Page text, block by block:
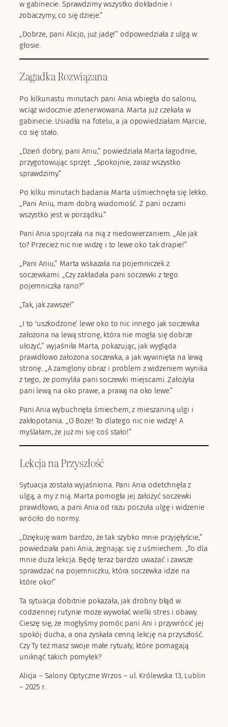
w gabinecie. Sprawdzimy wszystko dokładnie i
zobaczymy, co się dzieje.”
„Dobrze, pani Alicjo, już jadę!” odpowiedziała z ulgą w
głosie.
Zagadka Rozwiązana
Po kilkunastu minutach pani Ania wbiegła do salonu,
wciąż widocznie zdenerwowana. Marta już czekała w
gabinecie. Usiadła na fotelu, a ja opowiedziałam Marcie,
co się stało.
„Dzień dobry, pani Aniu,” powiedziała Marta łagodnie,
przygotowując sprzęt. „Spokojnie, zaraz wszystko
sprawdzimy.”
Po kilku minutach badania Marta uśmiechnęła się lekko.
„Pani Aniu, mam dobrą wiadomość. Z pani oczami
wszystko jest w porządku.”
Pani Ania spojrzała na nią z niedowierzaniem. „Ale jak
to? Przecież nic nie widzę i to lewe oko tak drapie!”
„Pani Aniu,” Marta wskazała na pojemniczek z
soczewkami. „Czy zakładała pani soczewki z tego
pojemniczka rano?”
„Tak, jak zawsze!”
„I to 'uszkodzone’ lewe oko to nic innego jak soczewka
założona na lewą stronę, która nie mogła się dobrze
ułożyć,” wyjaśniła Marta, pokazując, jak wygląda
prawidłowo założona soczewka, a jak wywinięta na lewą
stronę. „A zamglony obraz i problem z widzeniem wynika
z tego, że pomyliła pani soczewki miejscami. Założyła
pani lewą na oko prawe, a prawą na oko lewe.”
Pani Ania wybuchnęła śmiechem, z mieszaniną ulgi i
zakłopotania. „O Boże! To dlatego nic nie widzę! A
myślałam, że już mi się coś stało!”
Lekcja na Przyszłość
Sytuacja została wyjaśniona. Pani Ania odetchnęła z
ulgą, a my z nią. Marta pomogła jej założyć soczewki
prawidłowo, a pani Ania od razu poczuła ulgę i widzenie
wróciło do normy.
„Dziękuję wam bardzo, że tak szybko mnie przyjęłyście,”
powiedziała pani Ania, żegnając się z uśmiechem. „To dla
mnie duża lekcja. Będę teraz bardzo uważać i zawsze
sprawdzać na pojemniczku, która soczewka idzie na
które oko!”
Ta sytuacja dobitnie pokazała, jak drobny błąd w
codziennej rutynie może wywołać wielki stres i obawy.
Cieszę się, że mogłyśmy pomóc pani Ani i przywrócić jej
spokój ducha, a ona zyskała cenną lekcję na przyszłość.
Czy Ty też masz swoje małe rytuały, które pomagają
uniknąć takich pomyłek?
Alicja – Salony Optyczne Wrzos – ul. Królewska 13, Lublin
– 2025 r.